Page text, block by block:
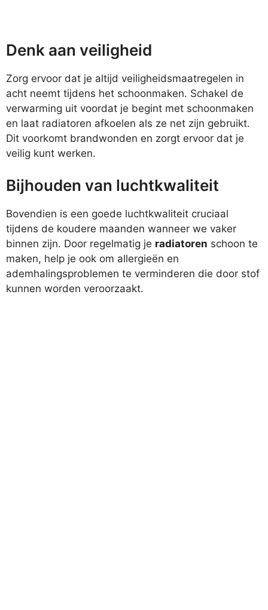
Denk aan veiligheid
Zorg ervoor dat je altijd veiligheidsmaatregelen in
acht neemt tijdens het schoonmaken. Schakel de
verwarming uit voordat je begint met schoonmaken
en laat radiatoren afkoelen als ze net zijn gebruikt.
Dit voorkomt brandwonden en zorgt ervoor dat je
veilig kunt werken.
Bijhouden van luchtkwaliteit
Bovendien is een goede luchtkwaliteit cruciaal
tijdens de koudere maanden wanneer we vaker
binnen zijn. Door regelmatig je radiatoren schoon te
maken, help je ook om allergieën en
ademhalingsproblemen te verminderen die door stof
kunnen worden veroorzaakt.